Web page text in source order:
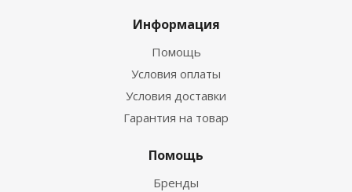
Информация
Помощь
Условия оплаты
Условия доставки
Гарантия на товар
Помощь
Бренды